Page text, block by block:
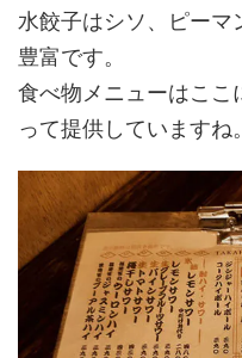
水餃子はシソ、ピーマ
豊富です。
食べ物メニューはここ
って提供していますね。